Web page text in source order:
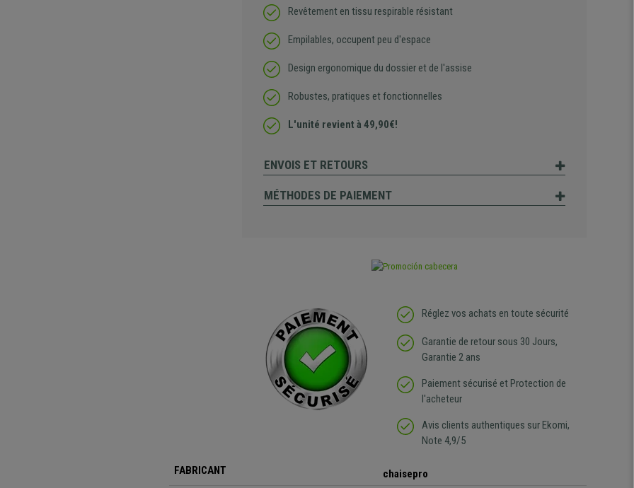
Revêtement en tissu respirable résistant
Empilables, occupent peu d'espace
Design ergonomique du dossier et de l'assise
Robustes, pratiques et fonctionnelles
L'unité revient à 49,90€!
ENVOIS ET RETOURS
MÉTHODES DE PAIEMENT
Réglez vos achats en toute sécurité
Garantie de retour sous 30 Jours,
Garantie 2 ans
Paiement sécurisé et Protection de
l'acheteur
Avis clients authentiques sur Ekomi,
Note 4,9/5
FABRICANT
chaisepro